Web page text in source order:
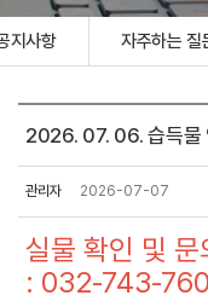
지사항 자주하는 질
2026. 07. 06. 습득물
관리자 2026-07-07
실물 확인 및
: 032-743-